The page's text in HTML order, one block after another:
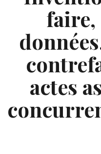
faire,
actes